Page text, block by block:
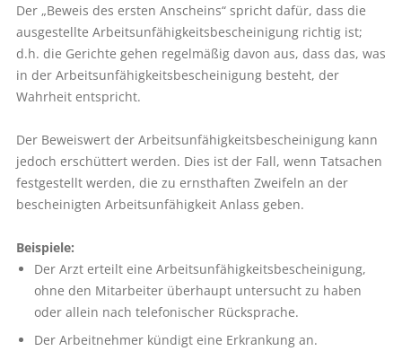
Der „Beweis des ersten Anscheins“ spricht dafür, dass die
ausgestellte Arbeitsunfähigkeitsbescheinigung richtig ist;
d.h. die Gerichte gehen regelmäßig davon aus, dass das, was
in der Arbeitsunfähigkeitsbescheinigung besteht, der
Wahrheit entspricht.
Der Beweiswert der Arbeitsunfähigkeitsbescheinigung kann
jedoch erschüttert werden. Dies ist der Fall, wenn Tatsachen
festgestellt werden, die zu ernsthaften Zweifeln an der
bescheinigten Arbeitsunfähigkeit Anlass geben.
Beispiele:
Der Arzt erteilt eine Arbeitsunfähigkeitsbescheinigung,
ohne den Mitarbeiter überhaupt untersucht zu haben
oder allein nach telefonischer Rücksprache.
Der Arbeitnehmer kündigt eine Erkrankung an.